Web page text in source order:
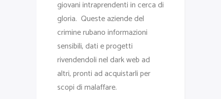
giovani intraprendenti in cerca di
gloria. Queste aziende del
crimine rubano informazioni
sensibili, dati e progetti
rivendendoli nel dark web ad
altri, pronti ad acquistarli per
scopi di malaffare.